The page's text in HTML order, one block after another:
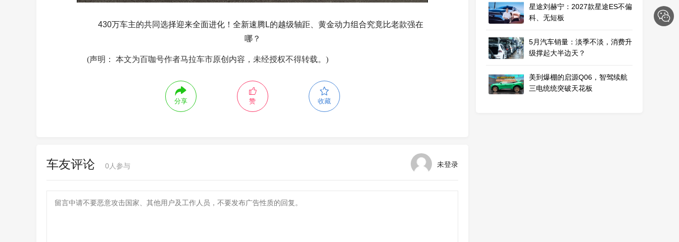
430万车主的共同选择迎来全面进化！全新速腾L的越级轴距、黄金动力组合究竟比老款强在
哪？
(声明： 本文为百咖号作者马拉车市原创内容，未经授权不得转载。)
分享 赞 收藏
未登录
车友评论 0 人参与
星途刘赫宁：2027款星途ES不偏
科、无短板
5月汽车销量：淡季不淡，消费升
级撑起大半边天？
美到爆棚的启源Q06，智驾续航
三电统统突破天花板